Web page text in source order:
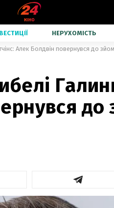
НЕРУХОМІСТЬ
Алек Болдвін повернувся до
до